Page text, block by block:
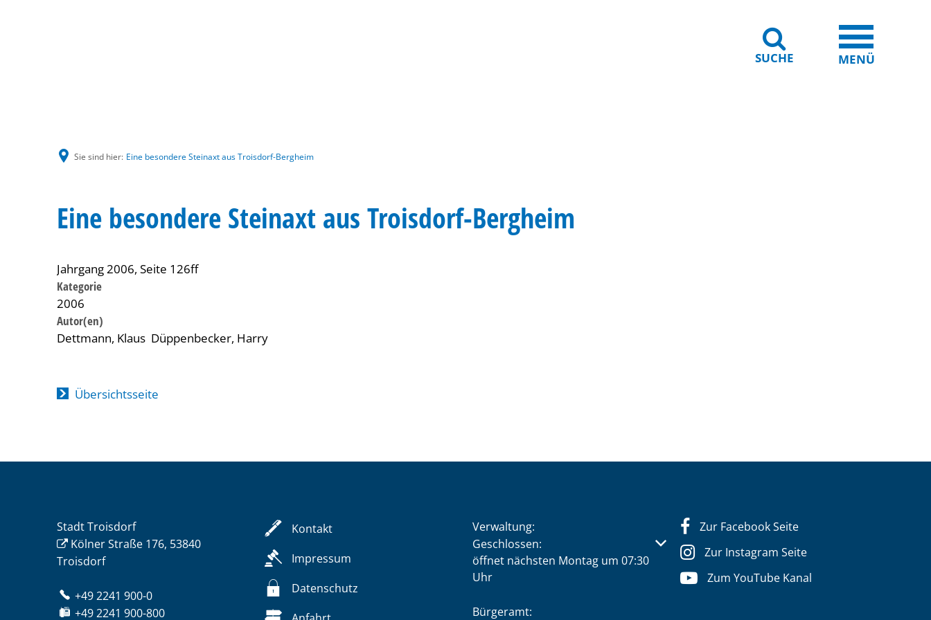
SUCHE MENÜ
Sie sind hier: Eine besondere Steinaxt aus Troisdorf-Bergheim
Eine besondere Steinaxt aus Troisdorf-Bergheim
Jahrgang 2006, Seite 126ff
Kategorie
2006
Dettmann, Klaus Düppenbecker, Harry
Übersichtsseite
Stadt Troisdorf
Kölner Straße 176, 53840
Troisdorf
+49 2241 900-0
+49 2241 900-800
Kontakt
Impressum
Datenschutz
Verwaltung:
Klicken, um weitere Öffnungs- oder Schließzeiten auszublenden
Geschlossen:
öffnet nächsten Montag um 07:30
Uhr
Bürgeramt:
Zur Facebook Seite
Zur Instagram Seite
Zum YouTube Kanal